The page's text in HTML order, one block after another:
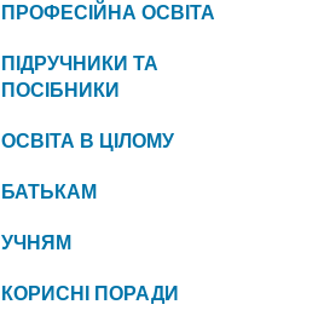
ПРОФЕСІЙНА ОСВІТА
ПІДРУЧНИКИ ТА
ПОСІБНИКИ
ОСВІТА В ЦІЛОМУ
БАТЬКАМ
УЧНЯМ
КОРИСНІ ПОРАДИ